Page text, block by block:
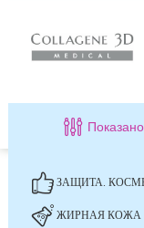
Показано
ЗАЩИТА.
ЖИРНАЯ КОЖА